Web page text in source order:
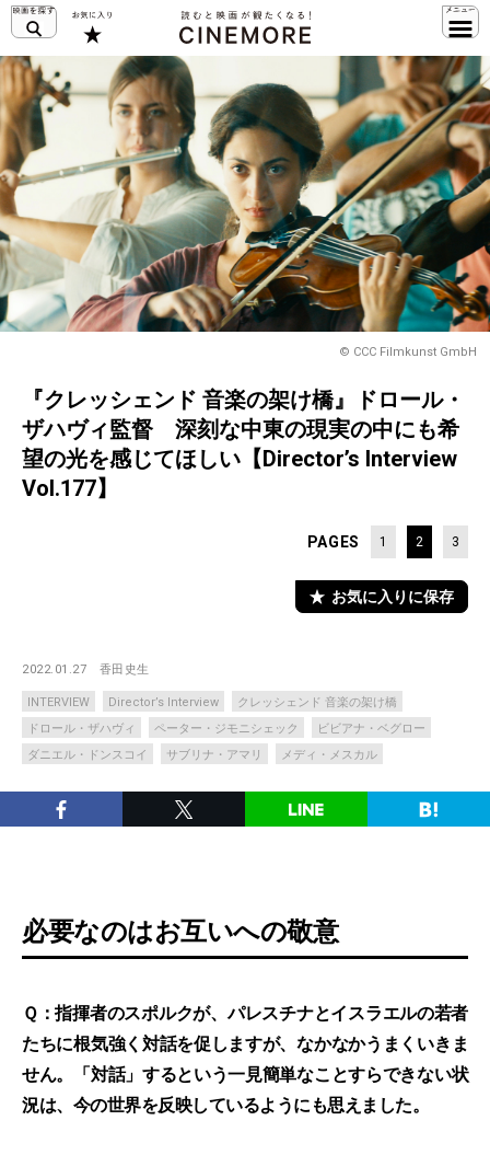
© CCC Filmkunst GmbH
『クレッシェンド 音楽の架け橋』ドロール・
ザハヴィ監督 深刻な中東の現実の中にも希
望の光を感じてほしい【Director’s Interview
Vol.177】
PAGES 1 2 3
お気に入りに保存
2022.01.27 香田史生
INTERVIEW Director’s Interview
クレッシェンド 音楽の架け橋
ドロール・ザハヴィ
ペーター・ジモニシェック
ビビアナ・ベグロー
ダニエル・ドンスコイ
サブリナ・アマリ メディ・メスカル
必要なのはお互いへの敬意
Ｑ：指揮者のスポルクが、パレスチナとイスラエルの若者
たちに根気強く対話を促しますが、なかなかうまくいきま
せん。「対話」するという一見簡単なことすらできない状
況は、今の世界を反映しているようにも思えました。